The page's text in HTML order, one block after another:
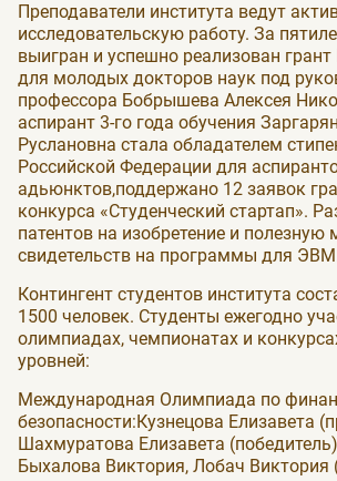
Преподаватели института ведут
исследовательскую работу. За
выигран и успешно реализован
для молодых докторов наук под
профессора Бобрышева Алексея
аспирант 3-го года обучения
Руслановна стала обладателем
Российской Федерации для
адьюнктов,поддержано 12 заявок
конкурса «Студенческий стартап».
патентов на изобретение и полезную
свидетельств на программы для
Контингент студентов института
1500 человек. Студенты ежегодно
олимпиадах, чемпионатах и
уровней:
Международная Олимпиада по
безопасности:Кузнецова Елизавета
Шахмуратова Елизавета
Быхалова Виктория, Лобач Виктория